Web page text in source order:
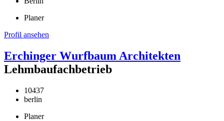
Planer
Profil ansehen
Erchinger Wurfbaum Architekten
Lehmbaufachbetrieb
10437
berlin
Planer